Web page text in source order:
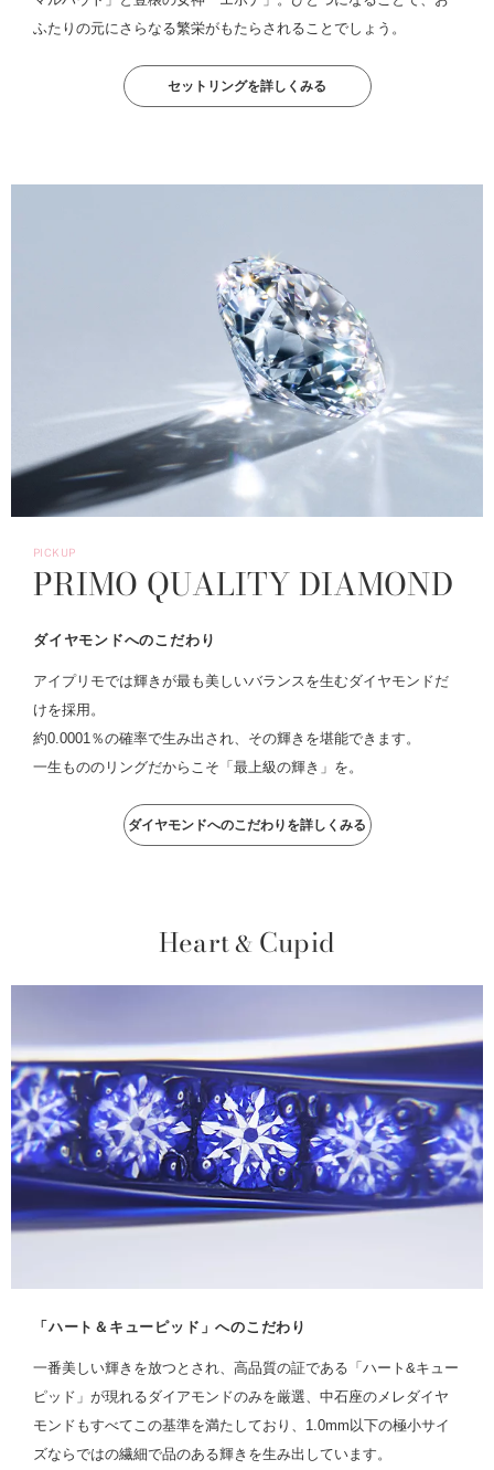
ふたりの元にさらなる繁栄がもたらされることでしょう。
セットリングを詳しくみる
PICKUP
PRIMO QUALITY DIAMOND
ダイヤモンドへのこだわり
アイプリモでは輝きが最も美しいバランスを生むダイヤモンドだ
けを採用。
約0.0001％の確率で生み出され、その輝きを堪能できます。
一生もののリングだからこそ「最上級の輝き」を。
ダイヤモンドへのこだわりを詳しくみる
Heart& Cupid
「ハート＆キューピッド」へのこだわり
一番美しい輝きを放つとされ、高品質の証である「ハート&キュー
ピッド」が現れるダイアモンドのみを厳選、中石座のメレダイヤ
モンドもすべてこの基準を満たしており、1.0mm以下の極小サイ
ズならではの繊細で品のある輝きを生み出しています。